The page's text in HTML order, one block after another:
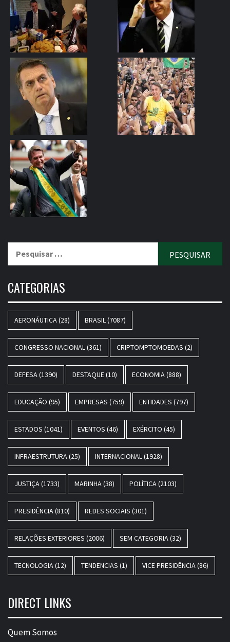
CATEGORIAS
AERONÁUTICA(28) BRASIL(7087)
CONGRESSO NACIONAL(361) CRIPTOMPTOMOEDAS (2)
DEFESA(1390) DESTAQUE(10) ECONOMIA(888)
EDUCAÇÃO (95) EMPRESAS (759) ENTIDADES (797)
ESTADOS (1041) EVENTOS (46) EXÉRCITO (45)
INFRAESTRUTURA(25) INTERNACIONAL(1928)
JUSTIÇA(1733) MARINHA(38) POLÍTICA(2103)
PRESIDÊNCIA(810) REDES SOCIAIS (301)
RELAÇÕES EXTERIORES (2006) SEM CATEGORIA(32)
TECNOLOGIA(12) TENDENCIAS (1) VICE PRESIDÊNCIA(86)
DIRECT LINKS
Quem Somos